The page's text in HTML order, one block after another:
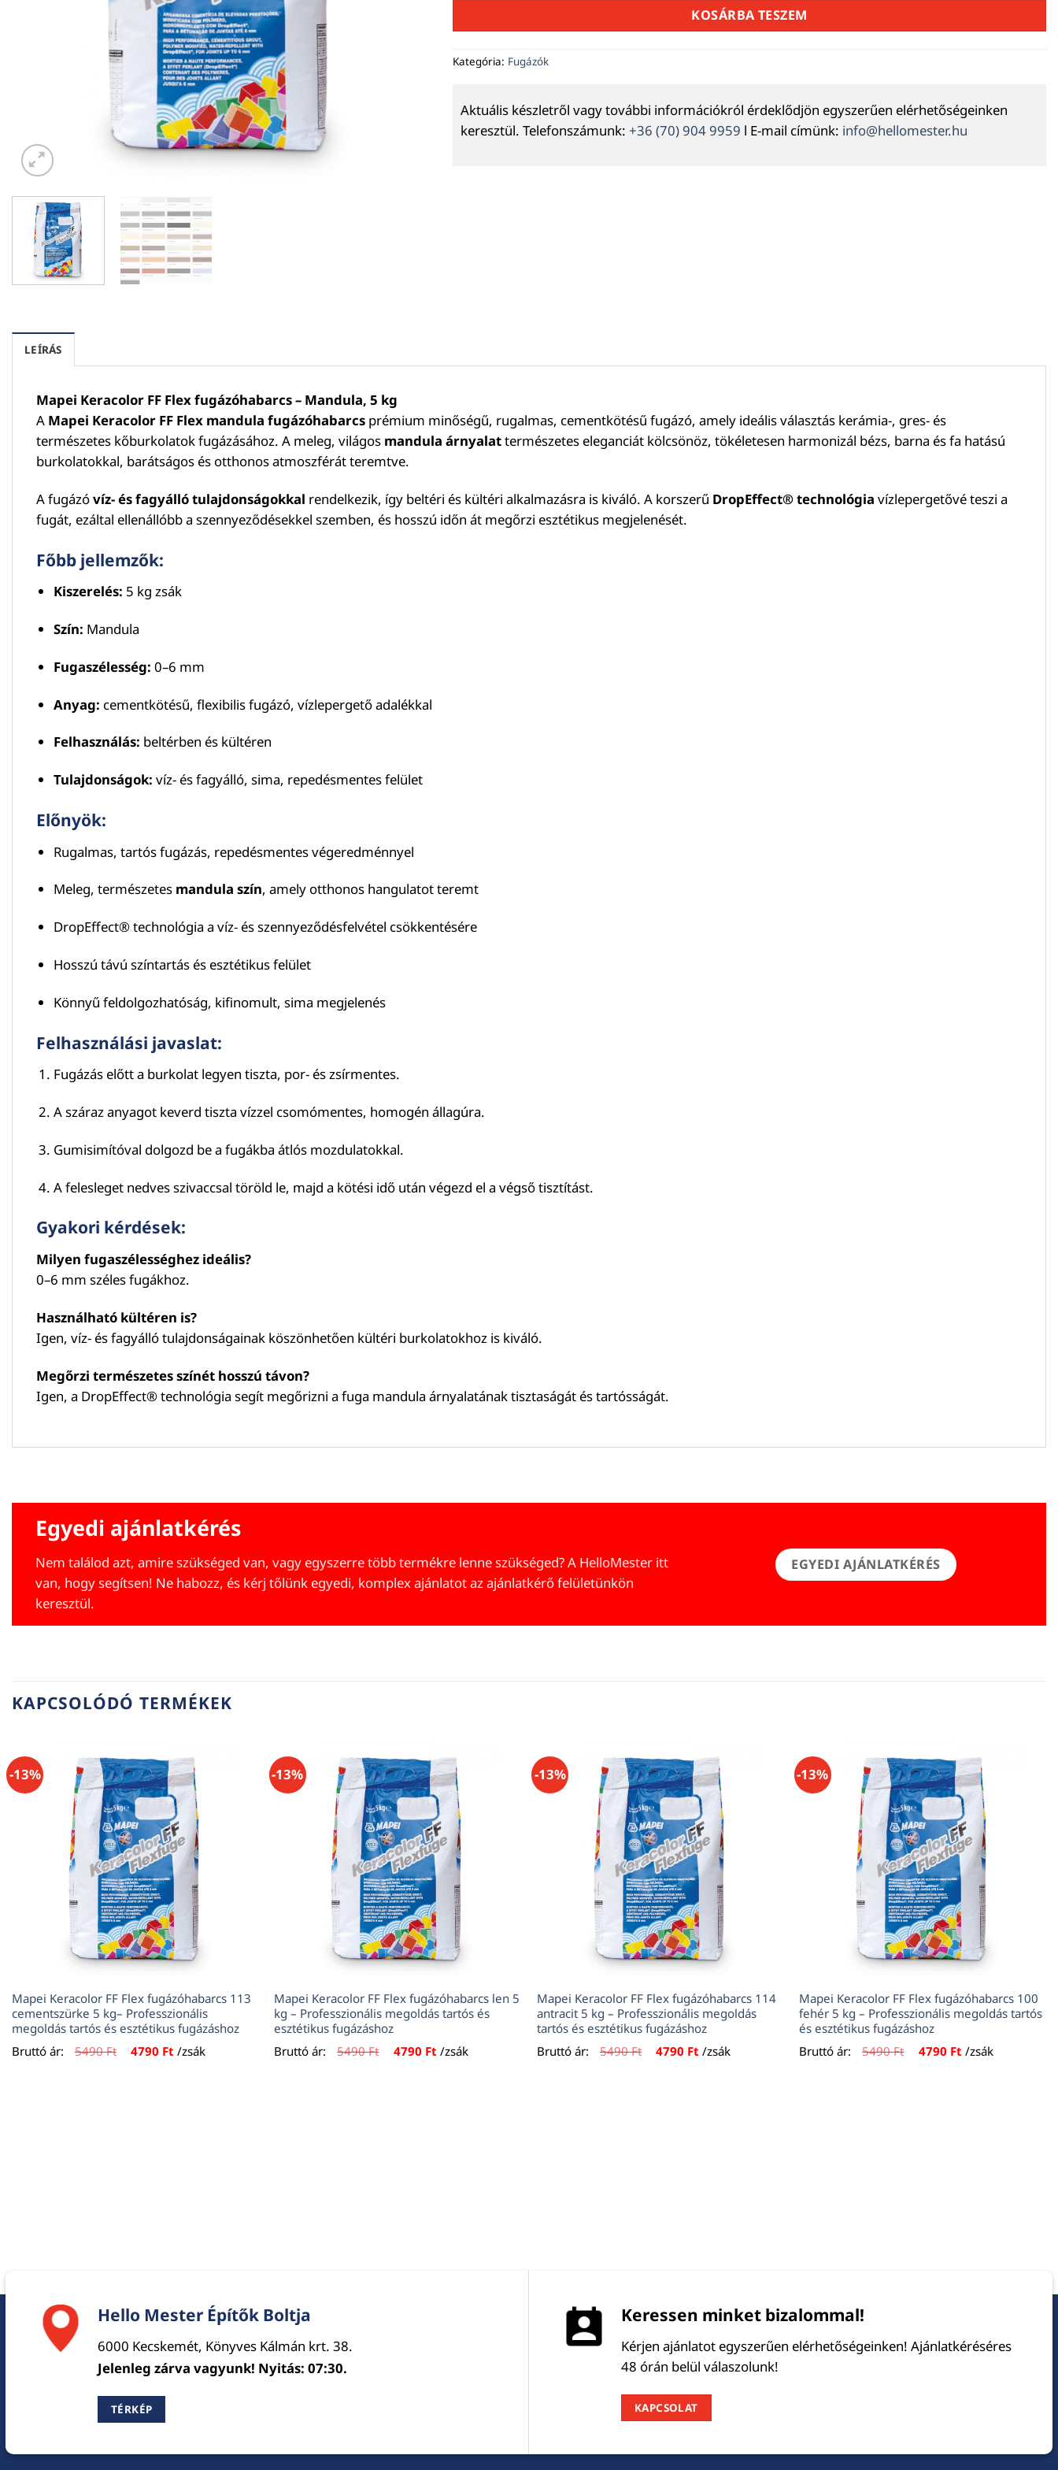
KOSÁRBA TESZEM
Kategória: Fugázók
Aktuális készletről vagy további információkról érdeklődjön egyszerűen elérhetőségeinken
keresztül. Telefonszámunk: +36 (70) 904 9959 l E-mail címünk: info@hellomester.hu
LEÍRÁS
Mapei Keracolor FF Flex fugázóhabarcs – Mandula, 5 kg
A Mapei Keracolor FF Flex mandula fugázóhabarcs prémium minőségű, rugalmas, cementkötésű fugázó, amely ideális választás kerámia-, gres- és
természetes kőburkolatok fugázásához. A meleg, világos mandula árnyalattermészetes eleganciát kölcsönöz, tökéletesen harmonizál bézs, barna és fa hatású
burkolatokkal, barátságos és otthonos atmoszférát teremtve.
A fugázóvíz- és fagyálló tulajdonságokkal rendelkezik, így beltéri és kültéri alkalmazásra is kiváló. A korszerű DropEffect® technológia vízlepergetővé teszi a
fugát, ezáltal ellenállóbb a szennyeződésekkel szemben, és hosszú időn át megőrzi esztétikus megjelenését.
Főbb jellemzők:
Kiszerelés: 5 kg zsák
Szín: Mandula
Fugaszélesség: 0–6 mm
Anyag: cementkötésű, flexibilis fugázó, vízlepergető adalékkal
Felhasználás: beltérben és kültéren
Tulajdonságok: víz- és fagyálló, sima, repedésmentes felület
Előnyök:
Rugalmas, tartós fugázás, repedésmentes végeredménnyel
Meleg, természetes mandula szín, amely otthonos hangulatot teremt
DropEffect® technológia a víz- és szennyeződésfelvétel csökkentésére
Hosszú távú színtartás és esztétikus felület
Könnyű feldolgozhatóság, kifinomult, sima megjelenés
Felhasználási javaslat:
Fugázás előtt a burkolat legyen tiszta, por- és zsírmentes.
A száraz anyagot keverd tiszta vízzel csomómentes, homogén állagúra.
Gumisimítóval dolgozd be a fugákba átlós mozdulatokkal.
A felesleget nedves szivaccsal töröld le, majd a kötési idő után végezd el a végső tisztítást.
Gyakori kérdések:
Milyen fugaszélességhez ideális?
0–6 mm széles fugákhoz.
Használható kültéren is?
Igen, víz- és fagyálló tulajdonságainak köszönhetően kültéri burkolatokhoz is kiváló.
Megőrzi természetes színét hosszú távon?
Igen, a DropEffect® technológia segít megőrizni a fuga mandula árnyalatának tisztaságát és tartósságát.
Egyedi ajánlatkérés
Nem találod azt, amire szükséged van, vagy egyszerre több termékre lenne szükséged? A HelloMester itt
van, hogy segítsen! Ne habozz, és kérj tőlünk egyedi, komplex ajánlatot az ajánlatkérő felületünkön
keresztül.
EGYEDI AJÁNLATKÉRÉS
KAPCSOLÓDÓ TERMÉKEK
-13%
Mapei Keracolor FF Flex fugázóhabarcs 113
cementszürke 5 kg– Professzionális
megoldás tartós és esztétikus fugázáshoz
Bruttó ár:
5490Ft Original
price
4790 Ft Current
price
/zsák
-13%
Mapei Keracolor FF Flex fugázóhabarcs len 5
kg – Professzionális megoldás tartós és
esztétikus fugázáshoz
Bruttó ár:
5490Ft Original
price
4790 FtCurrent
price
/zsák
-13%
Mapei Keracolor FF Flex fugázóhabarcs 114
antracit 5 kg – Professzionális megoldás
tartós és esztétikus fugázáshoz
Bruttó ár:
5490Ft Original
price
4790 Ft Current
price
/zsák
-13%
Mapei Keracolor FF Flex fugázóhabarcs 100
fehér 5 kg – Professzionális megoldás tartós
és esztétikus fugázáshoz
Bruttó ár:
5490Ft Original
price
4790 FtCurrent
price
/zsák
Hello Mester Építők Boltja
6000 Kecskemét, Könyves Kálmán krt. 38.
Jelenleg zárva vagyunk! Nyitás: 07:30.
TÉRKÉP
Keressen minket bizalommal!
Kérjen ajánlatot egyszerűen elérhetőségeinken! Ajánlatkéréséres
48 órán belül válaszolunk!
KAPCSOLAT